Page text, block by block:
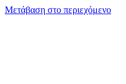
Μετάβαση στο περιεχόμενο